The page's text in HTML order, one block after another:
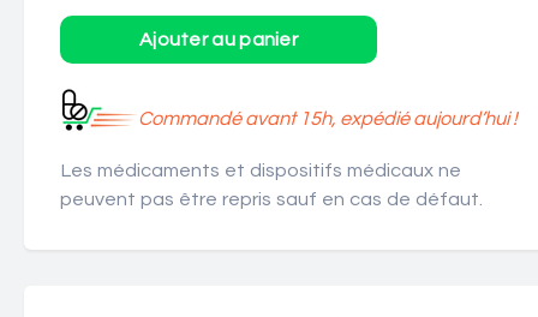
Commandé avant 15h, expédié aujourd’hui !
Les médicaments et dispositifs médicaux ne
peuvent pas être repris sauf en cas de défaut.